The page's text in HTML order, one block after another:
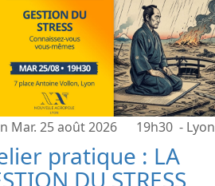
Mar. 25 août 2026 19h30 - Lyon
pratique : LA
DU STRESS